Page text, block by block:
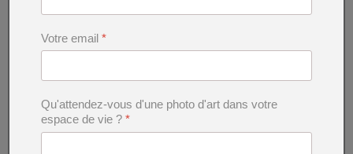
Votre email *
Qu'attendez-vous d'une photo d'art dans votre
espace de vie ? *